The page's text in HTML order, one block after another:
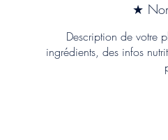
★
Description de votre
ingrédients, des infos